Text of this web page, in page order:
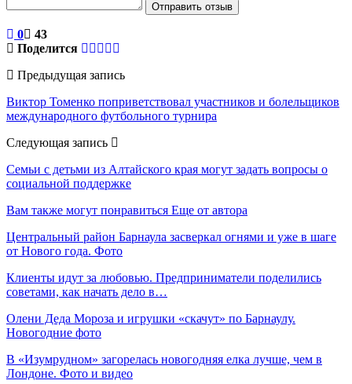
Отправить отзыв
0
43
Поделится
Предыдущая запись
Виктор Томенко поприветствовал участников и болельщиков
международного футбольного турнира
Следующая запись
Семьи с детьми из Алтайского края могут задать вопросы о
социальной поддержке
Вам также могут понравиться Еще от автора
Центральный район Барнаула засверкал огнями и уже в шаге
от Нового года. Фото
Клиенты идут за любовью. Предприниматели поделились
советами, как начать дело в…
Олени Деда Мороза и игрушки «скачут» по Барнаулу.
Новогодние фото
В «Изумрудном» загорелась новогодняя елка лучше, чем в
Лондоне. Фото и видео